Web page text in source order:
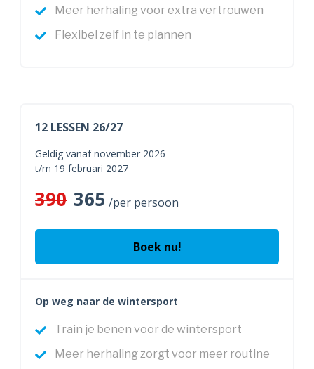
Meer herhaling voor extra vertrouwen
Flexibel zelf in te plannen
12 LESSEN 26/27
Geldig vanaf november 2026
t/m 19 februari 2027
390 365 /per persoon
Boek nu!
Op weg naar de wintersport
Train je benen voor de wintersport
Meer herhaling zorgt voor meer routine